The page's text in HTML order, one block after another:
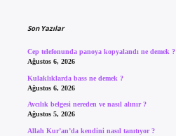
Son Yazılar
Cep telefonunda panoya kopyalandı ne demek ?
Ağustos 6, 2026
Kulaklıklarda bass ne demek ?
Ağustos 6, 2026
Avcılık belgesi nereden ve nasıl alınır ?
Ağustos 5, 2026
Allah Kur’an’da kendini nasıl tanıtıyor ?